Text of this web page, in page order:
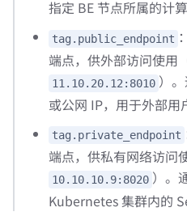
指定 BE 节点所属的计算
tag.public_endpoint
端点，供外部访问使用
11.10.20.12:8010 ）
或公网 IP，用于外部用
tag.private_endpoint
端点，供私有网络访问
10.10.10.9:8020 ）。
Kubernetes 集群内的